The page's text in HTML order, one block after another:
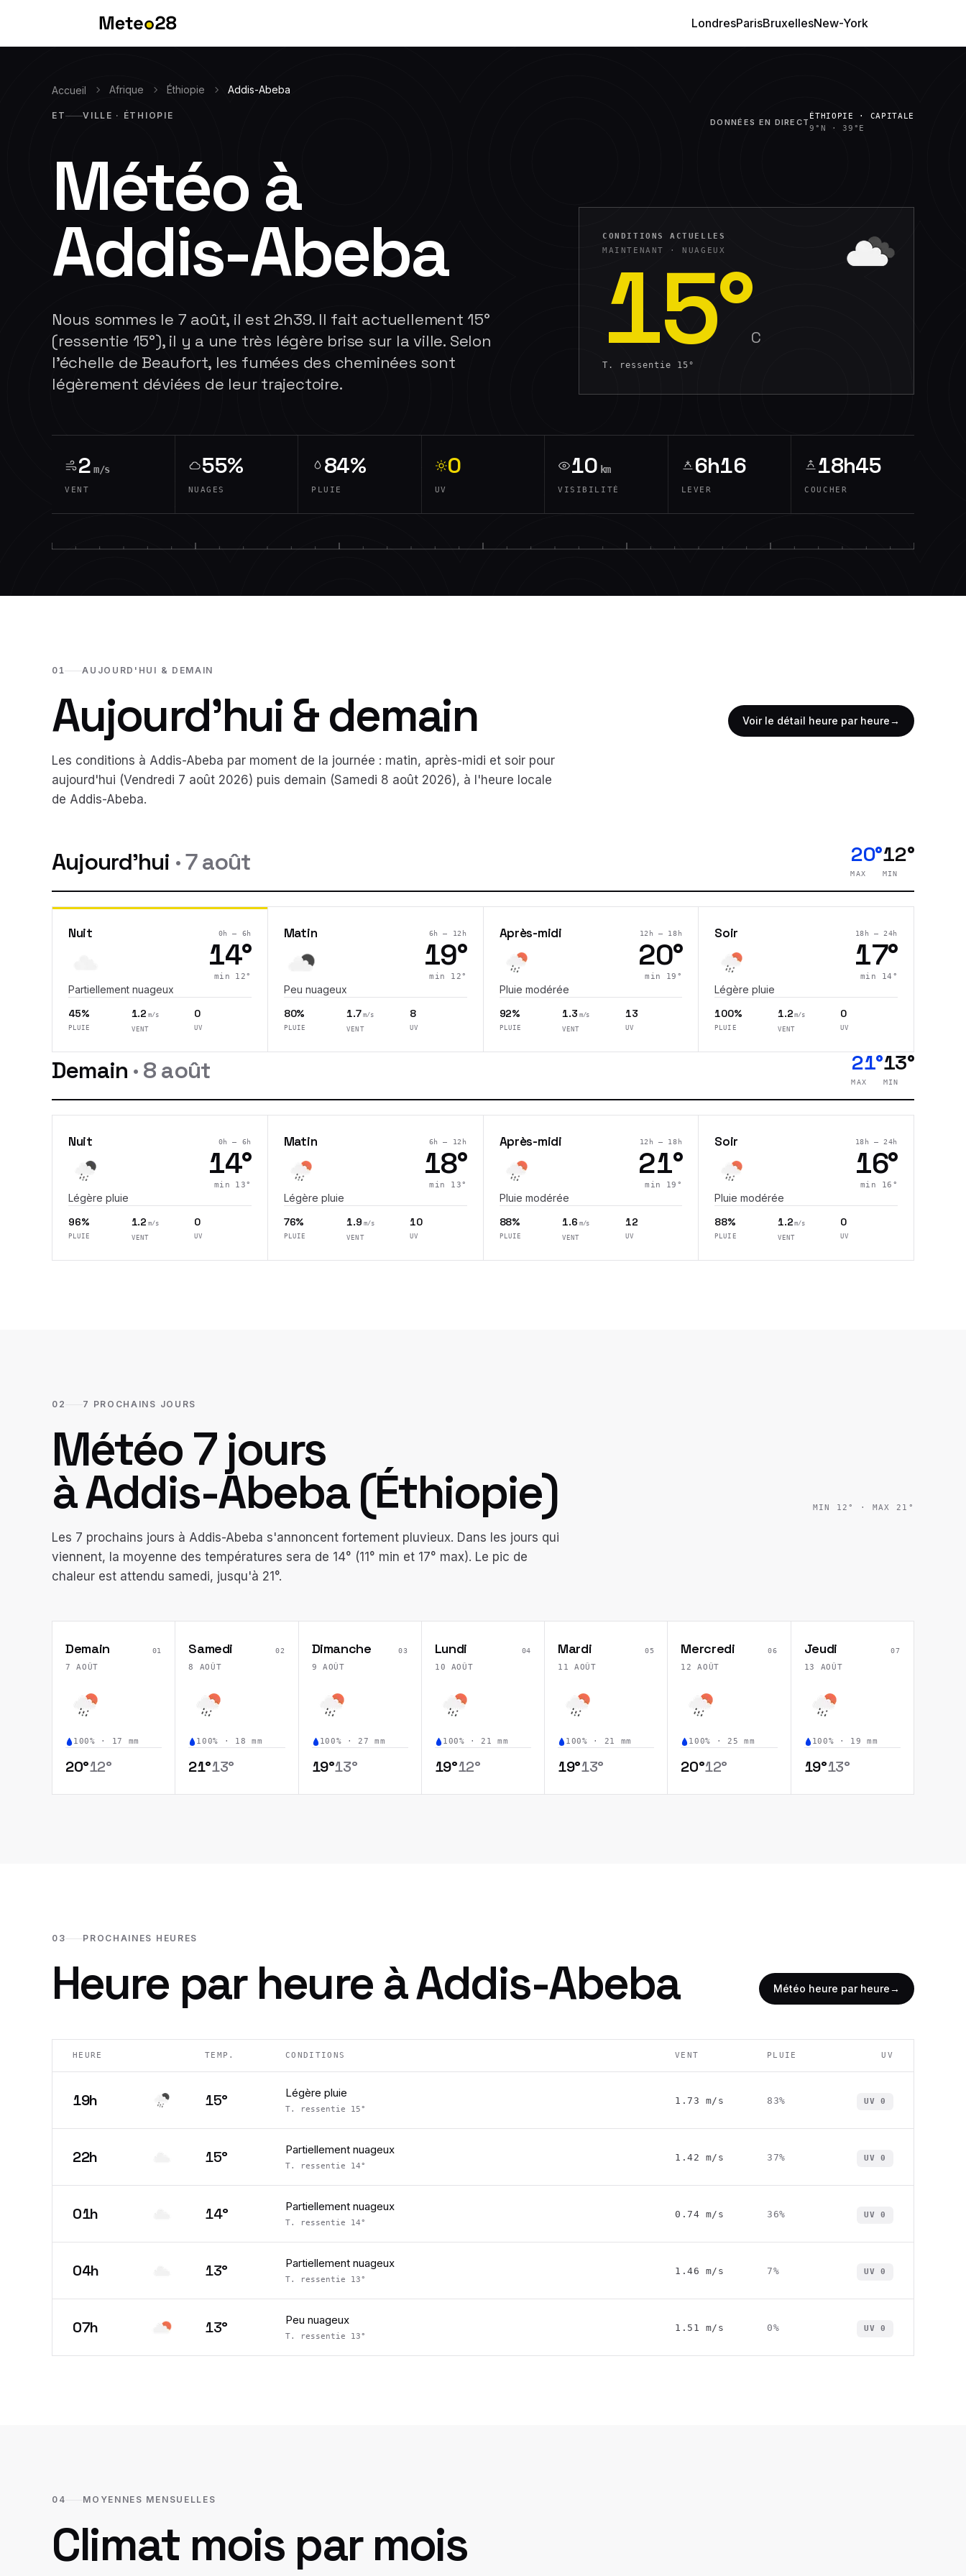
LondresParisBruxellesNew-York
Accueil Afrique Éthiopie Addis-Abeba
ET VILLE · ÉTHIOPIE
DONNÉES EN DIRECT
ÉTHIOPIE · CAPITALE
9°N
·39°E
Météo à
Addis-Abeba
Nous sommes le 7 août, il est 2h39. Il fait actuellement 15°
(ressentie 15°), il y a une très légère brise sur la ville. Selon
l'échelle de Beaufort, les fumées des cheminées sont
légèrement déviées de leur trajectoire.
CONDITIONS ACTUELLES
MAINTENANT ·NUAGEUX
15°C
T. ressentie 15°
2 m/s
VENT
55%
NUAGES
84%
PLUIE
0
UV
10 km
VISIBILITÉ
6h16
LEVER
18h45
COUCHER
01 AUJOURD'HUI & DEMAIN
Aujourd'hui & demain Voir le détail heure par heure→
Les conditions à Addis-Abeba par moment de la journée : matin, après-midi et soir pour
aujourd'hui (Vendredi 7 août 2026) puis demain (Samedi 8 août 2026), à l'heure locale
de Addis-Abeba.
Aujourd'hui ·7 août 20°
MAX
12°
MIN
Nuit 0h – 6h
14°
min 12°
Partiellement nuageux
45%
PLUIE
1.2 m/s
VENT
0
UV
Matin 6h – 12h
19°
min 12°
Peu nuageux
80%
PLUIE
1.7 m/s
VENT
8
UV
Après-midi 12h – 18h
20°
min 19 °
Pluie modérée
92%
PLUIE
1.3 m/s
VENT
13
UV
Soir 18h – 24h
17°
min 14 °
Légère pluie
100%
PLUIE
1.2 m/s
VENT
0
UV
Demain · 8 août 21°
MAX
13°
MIN
Nuit 0h – 6h
14°
min 13°
Légère pluie
96%
PLUIE
1.2 m/s
VENT
0
UV
Matin 6h – 12h
18°
min 13°
Légère pluie
76%
PLUIE
1.9 m/s
VENT
10
UV
Après-midi 12h – 18h
21°
min 19 °
Pluie modérée
88%
PLUIE
1.6 m/s
VENT
12
UV
Soir 18h – 24h
16°
min 16 °
Pluie modérée
88%
PLUIE
1.2 m/s
VENT
0
UV
02 7 PROCHAINS JOURS
Météo 7 jours
àAddis-Abeba(Éthiopie) MIN 12 ° · MAX21 °
Les 7 prochains jours à Addis-Abeba s'annoncent fortement pluvieux. Dans les jours qui
viennent, la moyenne des températures sera de 14° (11° min et 17° max). Le pic de
chaleur est attendu samedi, jusqu'à 21°.
Demain
7 AOÛT
01
100% · 17 mm
20°12°
Samedi
8 AOÛT
02
100% · 18 mm
21°13°
Dimanche
9 AOÛT
03
100% ·27 mm
19°13°
Lundi
10 AOÛT
04
100% ·21 mm
19°12°
Mardi
11 AOÛT
05
100% · 21 mm
19°13°
Mercredi
12 AOÛT
06
100% ·25 mm
20°12°
Jeudi
13 AOÛT
07
100% · 19 mm
19°13°
03 PROCHAINES HEURES
Heure par heure àAddis-Abeba Météo heure par heure→
HEURE TEMP. CONDITIONS VENT PLUIE UV
19h 15° Légère pluie
T. ressentie 15°
1.73 m/s 83% UV0
22h 15° Partiellement nuageux
T. ressentie 14°
1.42 m/s 37% UV0
01h 14° Partiellement nuageux
T. ressentie 14°
0.74 m/s 36% UV0
04h 13° Partiellement nuageux
T. ressentie 13°
1.46 m/s 7% UV0
07h 13° Peu nuageux
T. ressentie 13°
1.51 m/s 0% UV0
04 MOYENNES MENSUELLES
Climat mois par mois